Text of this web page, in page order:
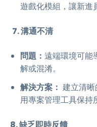
遊戲化模組，讓新進
7. 溝通不清
問題： 遠端環境可能
解或混淆。
解決方案： 建立清
用專案管理工具保持